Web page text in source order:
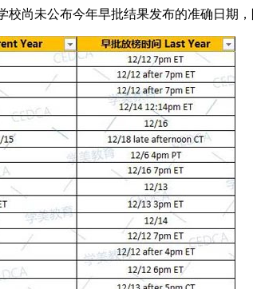
尚未公布今年早批结果发布的准确日期